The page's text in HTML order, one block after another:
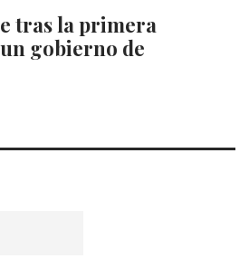
tras la primera
gobierno de